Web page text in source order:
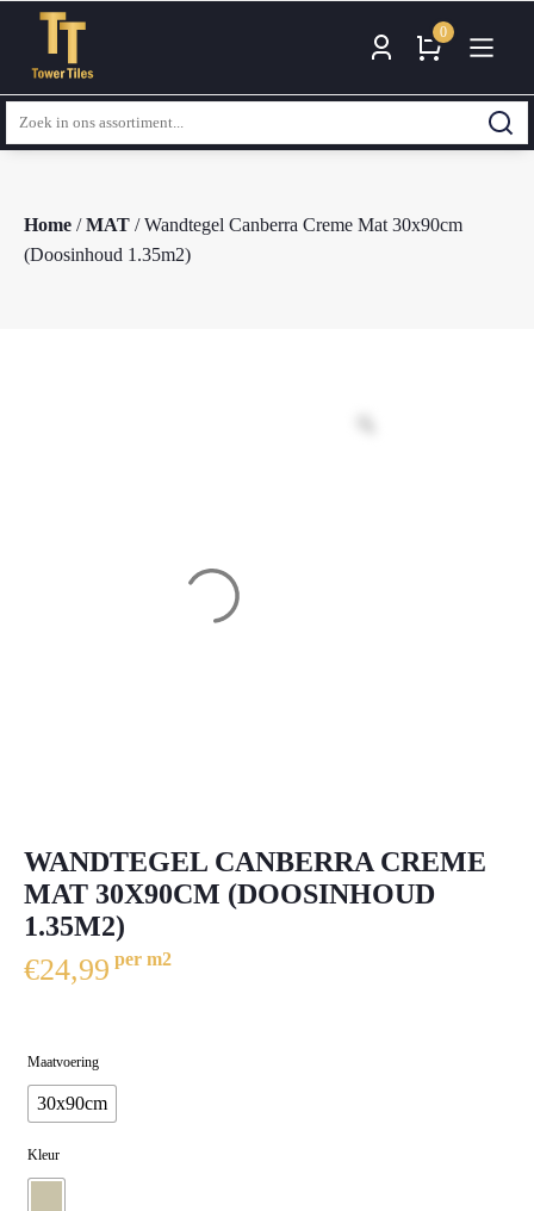
0
Zoeken
naar:
Home /MAT / Wandtegel Canberra Creme Mat 30x90cm
(Doosinhoud 1.35m2)
WANDTEGEL CANBERRA CREME
MAT 30X90CM (DOOSINHOUD
1.35M2)
€24,99 per m2
Maatvoering
30x90cm
Kleur